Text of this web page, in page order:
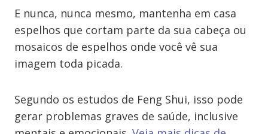
E nunca, nunca mesmo, mantenha em casa
espelhos que cortam parte da sua cabeça ou
mosaicos de espelhos onde você vê sua
imagem toda picada.
Segundo os estudos de Feng Shui, isso pode
gerar problemas graves de saúde, inclusive